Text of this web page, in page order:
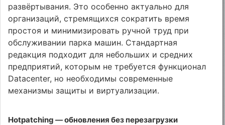
развёртывания. Это особенно актуально для
организаций, стремящихся сократить время
простоя и минимизировать ручной труд при
обслуживании парка машин. Стандартная
редакция подходит для небольших и средних
предприятий, которым не требуется функционал
Datacenter, но необходимы современные
механизмы защиты и виртуализации.
Hotpatching — обновления без перезагрузки